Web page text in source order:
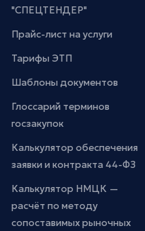
"СПЕЦТЕНДЕР"
Прайс-лист на услуги
Тарифы ЭТП
Шаблоны документов
Глоссарий терминов
госзакупок
Калькулятор обеспечения
заявки и контракта 44-ФЗ
Калькулятор НМЦК —
расчёт по методу
сопоставимых рыночных